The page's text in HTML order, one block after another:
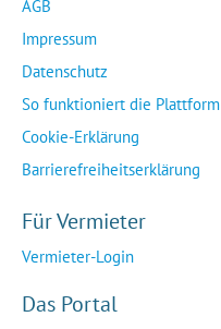
AGB
Impressum
Datenschutz
So funktioniert die Plattform
Cookie-Erklärung
Barrierefreiheitserklärung
Für Vermieter
Vermieter-Login
Das Portal